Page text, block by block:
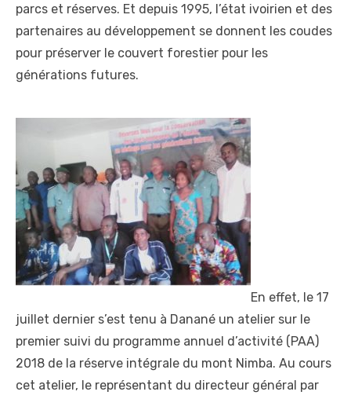
parcs et réserves. Et depuis 1995, l’état ivoirien et des
partenaires au développement se donnent les coudes
pour préserver le couvert forestier pour les
générations futures.
En effet, le 17
juillet dernier s’est tenu à Danané un atelier sur le
premier suivi du programme annuel d’activité (PAA)
2018 de la réserve intégrale du mont Nimba. Au cours
cet atelier, le représentant du directeur général par